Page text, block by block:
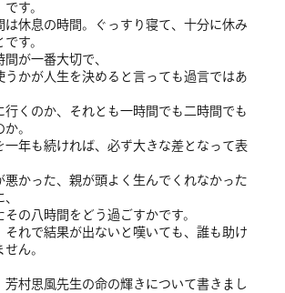
す。
は休息の時間。ぐっすり寝て、十分に休み
す。
が一番大切で、
うかが人生を決めると言っても過言ではあ
行くのか、それとも一時間でも二時間でも
。
一年も続ければ、必ず大きな差となって表
悪かった、親が頭よく生んでくれなかった
その八時間をどう過ごすかです。
それで結果が出ないと嘆いても、誰も助け
ん。
芳村思風先生の命の輝きについて書きまし